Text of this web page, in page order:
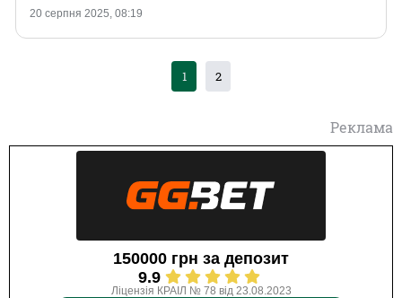
20 серпня 2025, 08:19
1 2
Реклама
150000 грн за депозит
9.9
Ліцензія КРАІЛ № 78 від 23.08.2023